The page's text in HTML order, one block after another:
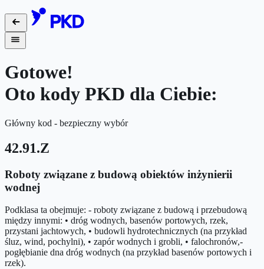
Gotowe!
Oto kody PKD dla Ciebie:
Główny kod - bezpieczny wybór
42.91.Z
Roboty związane z budową obiektów inżynierii
wodnej
Podklasa ta obejmuje: - roboty związane z budową i przebudową
między innymi: • dróg wodnych, basenów portowych, rzek,
przystani jachtowych, • budowli hydrotechnicznych (na przykład
śluz, wind, pochylni), • zapór wodnych i grobli, • falochronów,-
pogłębianie dna dróg wodnych (na przykład basenów portowych i
rzek).